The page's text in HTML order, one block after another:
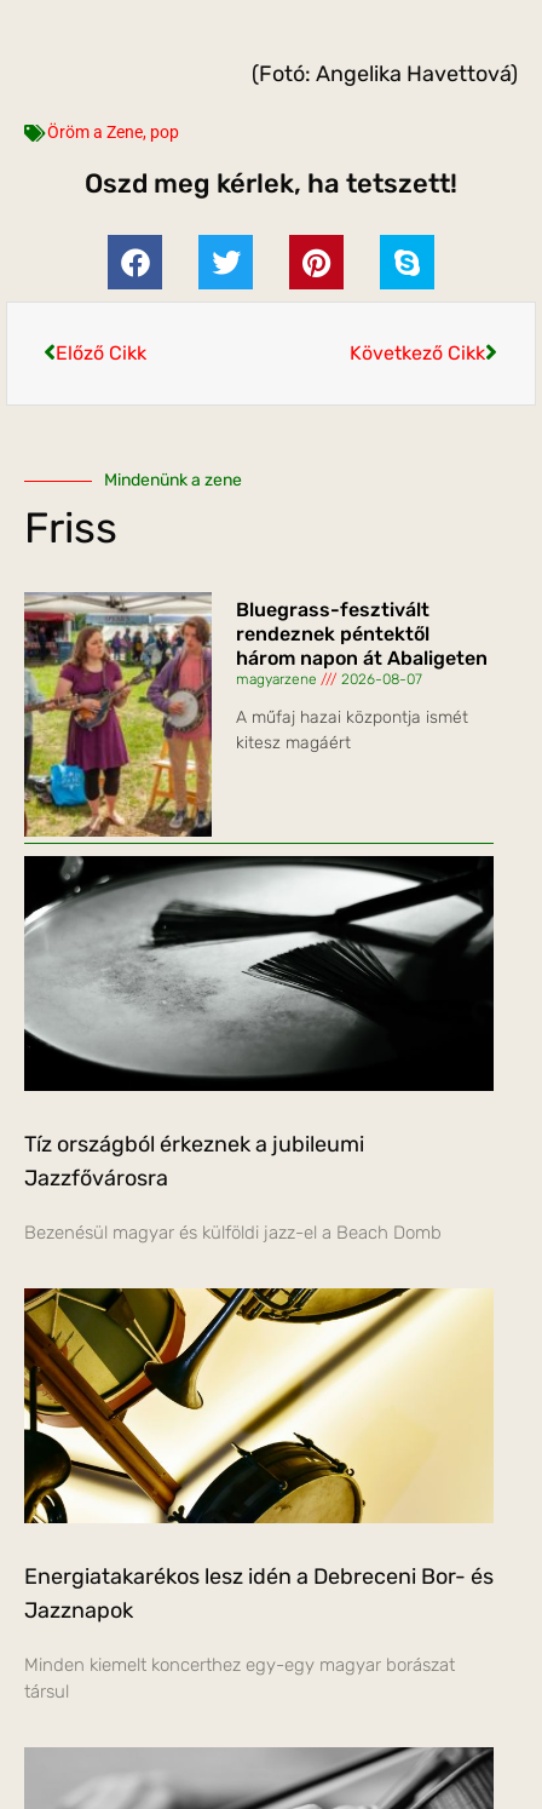
(Fotó: Angelika Havettová)
Öröm a Zene, pop
Oszd meg kérlek, ha tetszett!
Előző Cikk Következő Cikk
Mindenünk a zene
Friss
Bluegrass-fesztivált
rendeznek péntektől
három napon át Abaligeten
magyarzene 2026-08-07
A műfaj hazai központja ismét
kitesz magáért
Tíz országból érkeznek a jubileumi
Jazzfővárosra
Bezenésül magyar és külföldi jazz-el a Beach Domb
Energiatakarékos lesz idén a Debreceni Bor- és
Jazznapok
Minden kiemelt koncerthez egy-egy magyar borászat
társul